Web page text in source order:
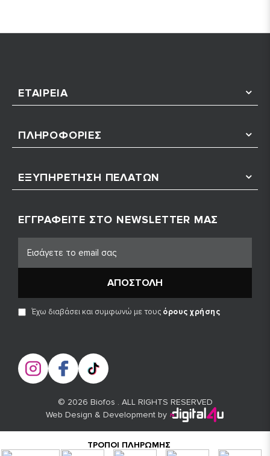
ΕΤΑΙΡΕΊΑ
ΠΛΗΡΟΦΟΡΊΕΣ
ΕΞΥΠΗΡΈΤΗΣΗ ΠΕΛΑΤΏΝ
ΕΓΓΡΑΦΕΊΤΕ ΣΤΟ NEWSLETTER ΜΑΣ
ΑΠΟΣΤΟΛΉ
Έχω διαβάσει και συμφωνώ με τους όρους χρήσης
© 2026 Biofos . ALL RIGHTS RESERVED
Web Design & Development by
ΤΡΌΠΟΙ ΠΛΗΡΩΜΉΣ